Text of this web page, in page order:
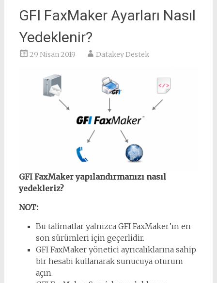
GFI FaxMaker Ayarları Nasıl
Yedeklenir?
29 Nisan 2019 Datakey Destek
GFI FaxMaker yapılandırmanızı nasıl
yedekleriz?
NOT:
Bu talimatlar yalnızca GFI FaxMaker’ın en
son sürümleri için geçerlidir.
GFI FaxMaker yönetici ayrıcalıklarına sahip
bir hesabı kullanarak sunucuya oturum
açın.